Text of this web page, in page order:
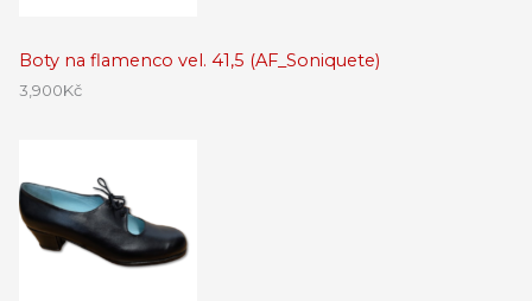
Boty na flamenco vel. 41,5 (AF_Soniquete)
3,900Kč